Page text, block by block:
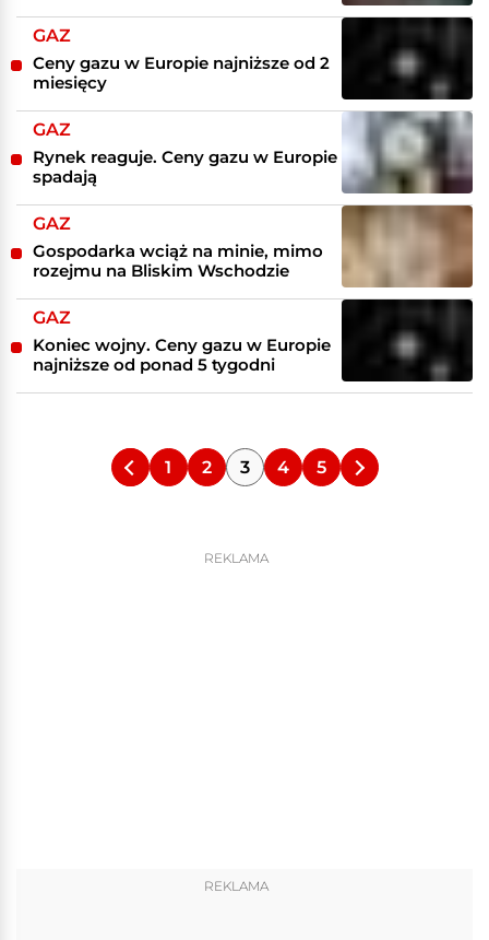
GAZ
Ceny gazu w Europie najniższe od 2
miesięcy
GAZ
Rynek reaguje. Ceny gazu w Europie
spadają
GAZ
Gospodarka wciąż na minie, mimo
rozejmu na Bliskim Wschodzie
GAZ
Koniec wojny. Ceny gazu w Europie
najniższe od ponad 5 tygodni
1 2 3 4 5
REKLAMA
REKLAMA